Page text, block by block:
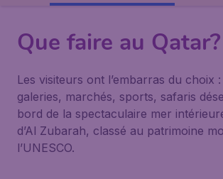
Que faire au Qatar?
Les visiteurs ont l’embarras du choix
galeries, marchés, sports, safaris
bord de la spectaculaire mer
d’Al Zubarah, classé au patrimoine
l’UNESCO.